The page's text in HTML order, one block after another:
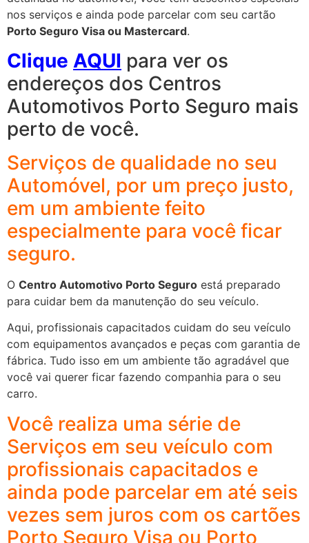
nos serviços e ainda pode parcelar com seu cartão
Porto Seguro Visa ou Mastercard.
Clique AQUI para ver os
endereços dos Centros
Automotivos Porto Seguro mais
perto de você.
Serviços de qualidade no seu
Automóvel, por um preço justo,
em um ambiente feito
especialmente para você ficar
seguro.
O Centro Automotivo Porto Seguro está preparado
para cuidar bem da manutenção do seu veículo.
Aqui, profissionais capacitados cuidam do seu veículo
com equipamentos avançados e peças com garantia de
fábrica. Tudo isso em um ambiente tão agradável que
você vai querer ficar fazendo companhia para o seu
carro.
Você realiza uma série de
Serviços em seu veículo com
profissionais capacitados e
ainda pode parcelar em até seis
vezes sem juros com os cartões
Porto Seguro Visa ou Porto